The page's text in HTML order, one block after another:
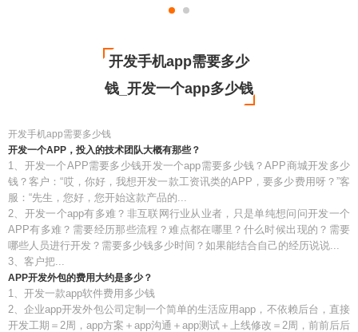
开发手机app需要多少
钱_开发一个app多少钱
开发手机app需要多少钱
开发一个APP，投入的技术团队大概有那些？
1、开发一个APP需要多少钱开发一个app需要多少钱？APP商城开发多少
钱？客户：“哎，你好，我想开发一款工资讯类的APP，要多少费用呀？”客
服：“先生，您好，您开始这款产品的...
2、开发一个app有多难？非互联网行业从业者，只是单纯想问问开发一个
APP有多难？需要经历那些流程？难点都在哪里？什么时候出现的？需要
哪些人员进行开发？需要多少钱多少时间？如果能结合自己的经历说说...
3、客户把...
APP开发外包的费用大约是多少？
1、开发一款app软件费用多少钱
2、企业app开发外包公司定制一个简单的生活应用app，不依赖后台，直接
开发工期＝2周，app方案＋app沟通＋app测试＋上线修改＝2周，前前后后